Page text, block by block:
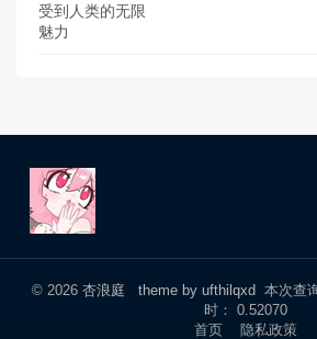
© 2026 杏浪庭 theme by ufthilqxd 本次查
时： 0.52070
首页
隐私政策